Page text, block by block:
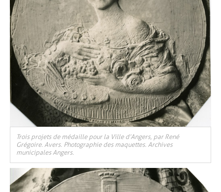
Trois projets de médaille pour la Ville d’Angers, par René
Grégoire. Avers. Photographie des maquettes. Archives
municipales Angers.